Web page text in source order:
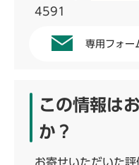
4591
専用フォー
この情報は
か？
お寄せいただいた